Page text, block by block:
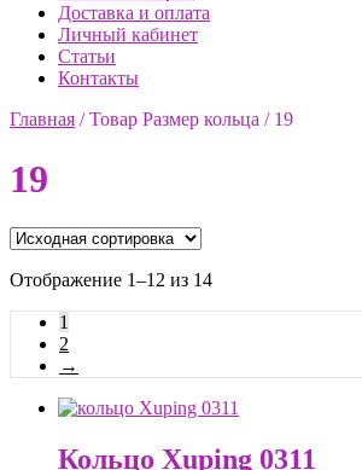
Доставка и оплата
Личный кабинет
Статьи
Контакты
Главная /Товар Размер кольца / 19
19
Отображение 1–12 из 14
1
2
→
Кольцо Xuping 0311